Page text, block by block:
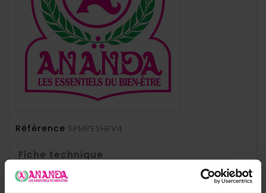
Référence SPMPESHFV4
Fiche technique
Type De Bijoux Pendentifs